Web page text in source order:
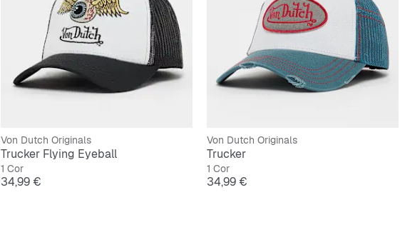
Von Dutch Originals
Trucker Flying Eyeball
1 Cor
Preço
34,99 €
Von Dutch Originals
Trucker
1 Cor
Preço
34,99 €